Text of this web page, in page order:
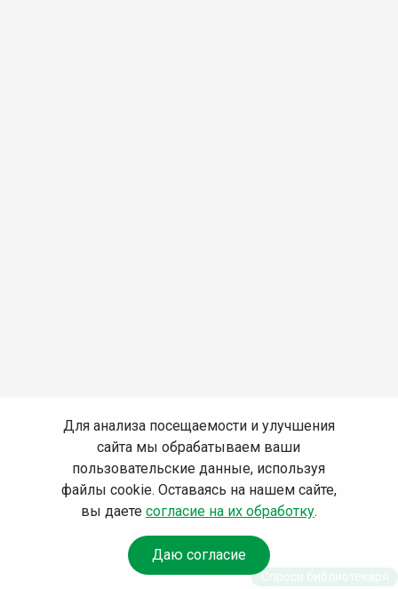
Для анализа посещаемости и улучшения
сайта мы обрабатываем ваши
пользовательские данные, используя
файлы cookie. Оставаясь на нашем сайте,
вы даете согласие на их обработку.
Даю согласие
Спроси библиотекаря